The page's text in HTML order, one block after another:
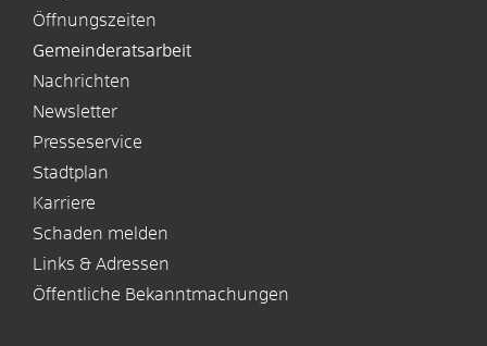
Öffnungszeiten
Gemeinderatsarbeit
Nachrichten
Newsletter
Presseservice
Stadtplan
Karriere
Schaden melden
Links & Adressen
Öffentliche Bekanntmachungen